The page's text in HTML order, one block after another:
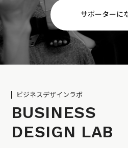
サポーターに
ビジネスデザインラボ
BUSINESS
DESIGN LAB